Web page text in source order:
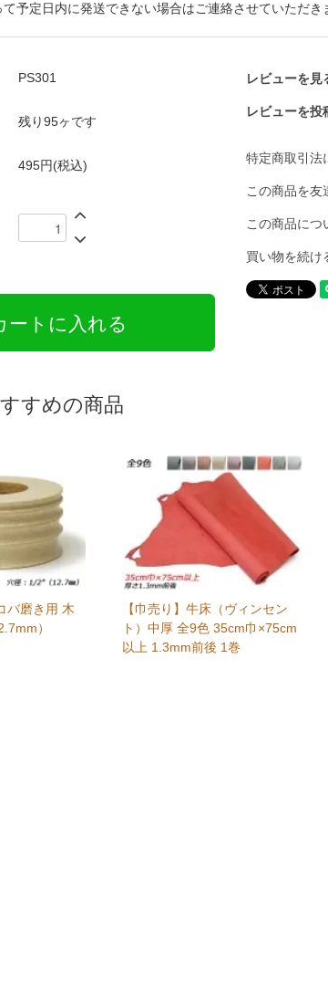
予定日内に発送できない場合はご連絡させていただき
PS301
残り95ヶです
495円(税込)
レビューを見
レビューを投
特定商取引法
この商品を友
この商品につ
買い物を続け
すめの商品
バ磨き用 木
）
【巾売り】牛床（ヴィンセン
ト）中厚 全9色 35cm巾×75cm
以上 1.3mm前後 1巻